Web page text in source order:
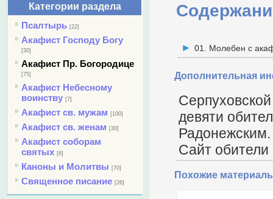
Категории раздела
Псалтырь [22]
Акафист Господу Богу
[30]
Акафист Пр. Богородице
[75]
Акафист Небесному
воинству [7]
Акафист св. мужам [100]
Акафист св. женам [30]
Акафист соборам
святых [6]
Каноны и Молитвы [70]
Священное писание [26]
01. Молебен с
Дополнительная
С
девяти
Радонежским.
Сайт
Похожие